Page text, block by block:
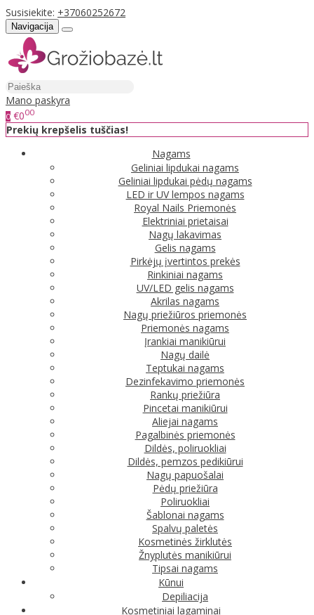
Susisiekite: +37060252672
Navigacija
Mano paskyra
0 €000
Prekių krepšelis tuščias!
Nagams
Geliniai lipdukai nagams
Geliniai lipdukai pėdų nagams
LED ir UV lempos nagams
Royal Nails Priemonės
Elektriniai prietaisai
Nagų lakavimas
Gelis nagams
Pirkėjų įvertintos prekės
Rinkiniai nagams
UV/LED gelis nagams
Akrilas nagams
Nagų priežiūros priemonės
Priemonės nagams
Įrankiai manikiūrui
Nagų dailė
Teptukai nagams
Dezinfekavimo priemonės
Rankų priežiūra
Pincetai manikiūrui
Aliejai nagams
Pagalbinės priemonės
Dildės, poliruokliai
Dildės, pemzos pedikiūrui
Nagų papuošalai
Pėdų priežiūra
Poliruokliai
Šablonai nagams
Spalvų paletės
Kosmetinės žirklutės
Žnyplutės manikiūrui
Tipsai nagams
Kūnui
Depiliacija
Kosmetiniai lagaminai